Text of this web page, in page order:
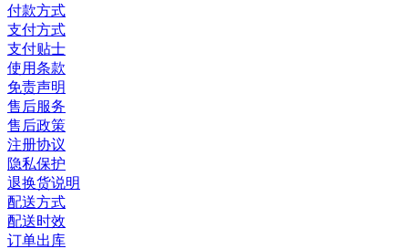
付款方式
支付方式
支付贴士
使用条款
免责声明
售后服务
售后政策
注册协议
隐私保护
退换货说明
配送方式
配送时效
订单出库